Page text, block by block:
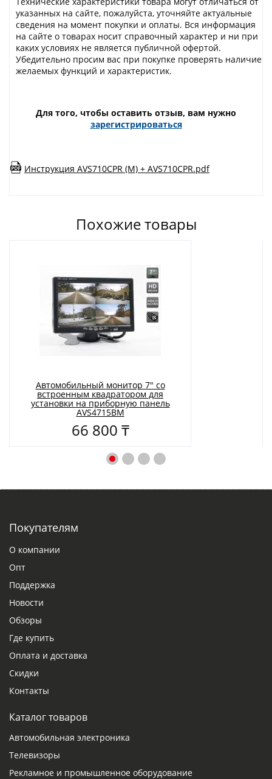
указанных на сайте, пожалуйста, уточняйте актуальные
сведения на момент покупки и оплаты. Вся информация
на сайте о товарах носит справочный характер и ни при
каких условиях не является публичной офертой.
Убедительно просим вас при покупке проверять наличие
желаемых функций и характеристик.
Для того, чтобы оставить отзыв, вам нужно
зарегистрироваться
Инструкция AVS710CPR (M) + AVS710CPR.pdf
Похожие товары
Автомобильный монитор 7" со
встроенным квадратором для
установки на приборную панель
AVS4715BM
66 800 ₸
Покупателям
О компании
Опт
Поддержка
Новости
Обзоры
Где купить
Оплата и доставка
Скидки
Контакты
Каталог товаров
Автомобильная электроника
Телевизоры
Рекламное и промышленное оборудование